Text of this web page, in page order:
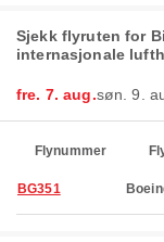
Sjekk flyruten for
internasjonale
fre. 7. aug.søn. 9.
Flynummer
BG351